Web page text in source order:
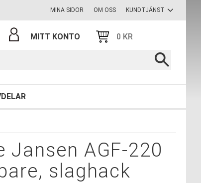
MINA SIDOR OM OSS KUNDTJÄNST
MITT KONTO 0 KR
Jansen AGF-220
slaghack